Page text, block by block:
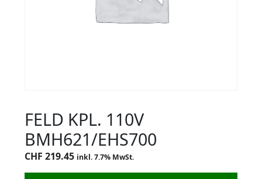
FELD KPL. 110V
BMH621/EHS700
CHF 219.45 inkl. 7.7% MwSt.